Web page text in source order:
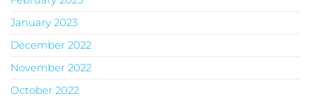
January 2023
December 2022
November 2022
October 2022